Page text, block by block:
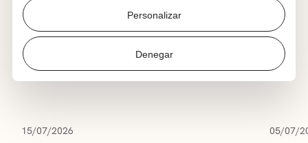
Personalizar
Denegar
15/07/2026 05/07/